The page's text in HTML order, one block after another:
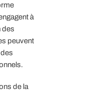
à
des
peuvent
de la